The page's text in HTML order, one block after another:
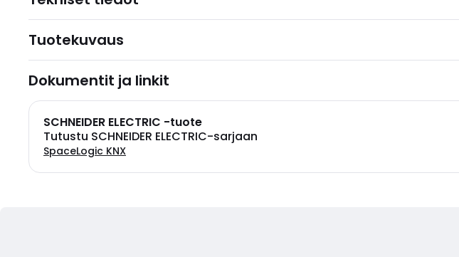
Tuotekuvaus
Dokumentit ja linkit
SCHNEIDER ELECTRIC -tuote
Tutustu SCHNEIDER ELECTRIC-sarjaan
SpaceLogic KNX